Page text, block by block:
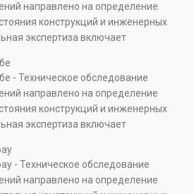
и реконструкции объектов, а
разбирательствах и технических
направлено на определение
конструкций и инженерных
экспертиза включает
эксплуатационной безопасности.
при покупке недвижимости,
и реконструкции объектов, а
разбирательствах и технических
- Техническое обследование
направлено на определение
конструкций и инженерных
экспертиза включает
эксплуатационной безопасности.
при покупке недвижимости,
и реконструкции объектов, а
- Техническое обследование
направлено на определение